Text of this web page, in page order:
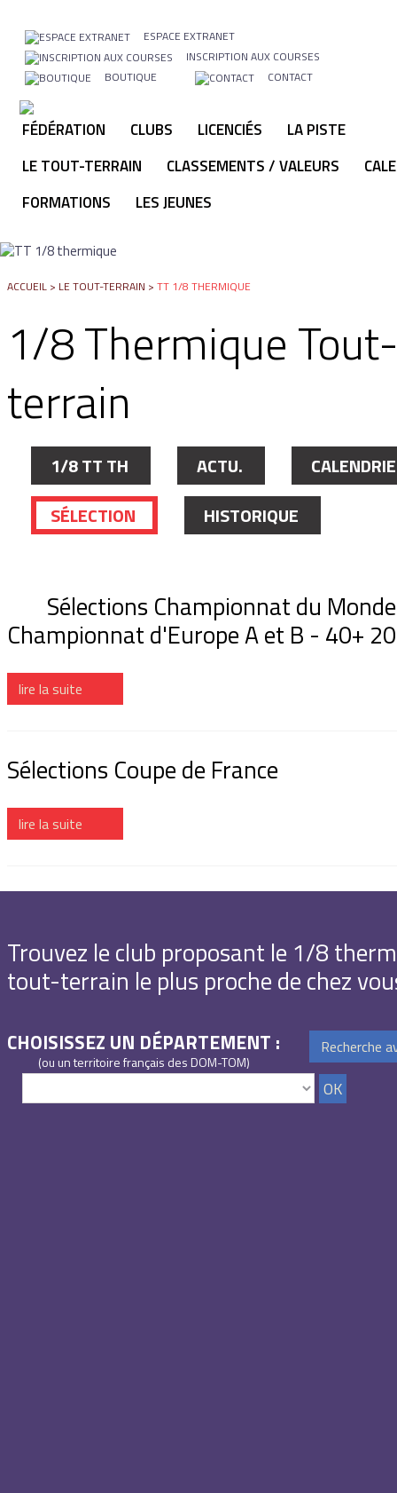
ESPACE EXTRANET
INSCRIPTION AUX COURSES
BOUTIQUE
CONTACT
FÉDÉRATION CLUBS LICENCIÉS
LA PISTE
LE TOUT-TERRAIN
CLASSEMENTS / VALEURS
FORMATIONS
LES JEUNES
ACCUEIL > LE TOUT-TERRAIN >TT 1/8 THERMIQUE
1/8 Thermique
terrain
1/8 TT TH ACTU.
SÉLECTION
HISTORIQUE
Sélections Championnat du
Championnat d'Europe A et B - 40+
lire la suite
Sélections Coupe de France
lire la suite
Trouvez le club proposant le 1/8
tout-terrain le plus proche de chez
Recherche
CHOISISSEZ UN DÉPARTEMENT :
(ou un territoire français des DOM-TOM)
OK